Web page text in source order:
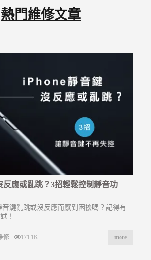
熱門維修文章
反應或亂跳？3招輕鬆控制靜音功
音鍵亂跳或沒反應而感到困擾嗎？記得有
！
修 171.1K more